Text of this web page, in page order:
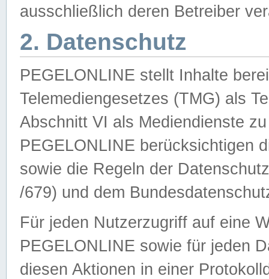
ausschließlich deren Betreiber
2. Datenschutz
PEGELONLINE stellt Inhalte
Telemediengesetzes (TMG) als
Abschnitt VI als Mediendienste
PEGELONLINE berücksichtigen
sowie die Regeln der
/679) und dem
Für jeden Nutzerzugriff auf eine
PEGELONLINE sowie für jeden
diesen Aktionen in einer